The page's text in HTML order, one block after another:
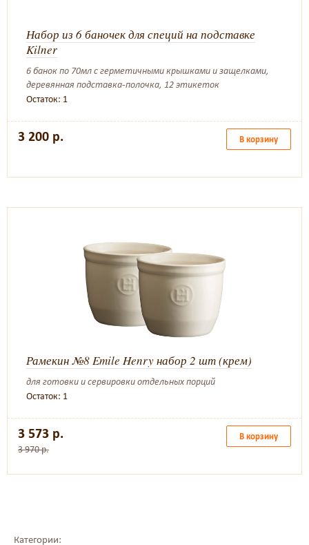
Набор из 6 баночек для специй на подставке
Kilner
6 банок по 70мл с герметичными крышками и защелками,
деревянная подставка-полочка, 12 этикеток
Остаток: 1
3 200 р. В корзину
Рамекин №8 Emile Henry набор 2 шт (крем)
для готовки и сервировки отдельных порций
Остаток: 1
3 573 р.
3 970 р.
В корзину
Категории: